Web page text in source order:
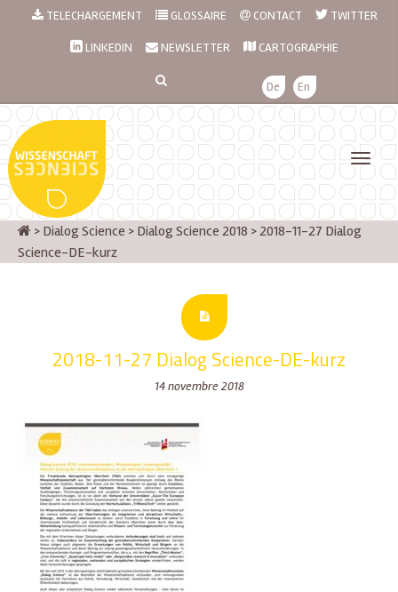
TELECHARGEMENT GLOSSAIRE CONTACT TWITTER
LINKEDIN NEWSLETTER CARTOGRAPHIE
De En
> Dialog Science > Dialog Science 2018 >2018-11-27 Dialog
Science-DE-kurz
2018-11-27 Dialog Science-DE-kurz
14 novembre 2018